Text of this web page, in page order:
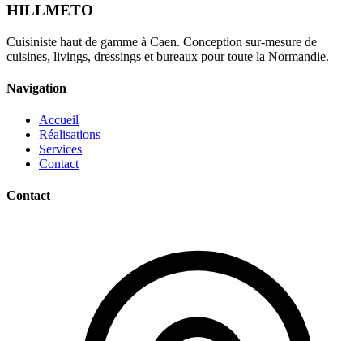
HILLMETO
Cuisiniste haut de gamme à Caen. Conception sur-mesure de
cuisines, livings, dressings et bureaux pour toute la Normandie.
Navigation
Accueil
Réalisations
Services
Contact
Contact